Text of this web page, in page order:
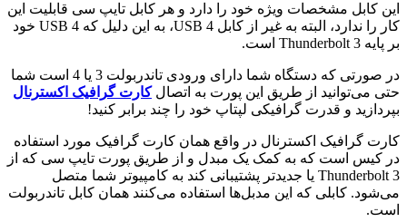
این کابل مشخصات ویژه خود را دارد و هر کابل تایپ سی قابلیت این
کار را ندارد، البته به غیر از کابل USB 4، به این دلیل که USB 4 خود
بر پایه Thunderbolt 3 است.
در صورتی که دستگاه شما دارای ورودی تاندربولت 3 یا 4 است شما
حتی می‌توانید از طریق این پورت به اتصالکارت گرافیک اکسترنال
بپردازید و قدرت گرافیکی لپتاپ خود را چند برابر کنید!
کارت گرافیک اکسترنال در واقع همان کارت گرافیک مورد استفاده
در کیس است که به کمک یک مبدل و از طریق پورت تایپ سی که از
Thunderbolt 3 یا جدیدتر پشتیبانی کند به کامپیوتر شما متصل
می‌شود. کابلی که این مدبل‌ها استفاده می‌کنند همان کابل تاندربولت
است.